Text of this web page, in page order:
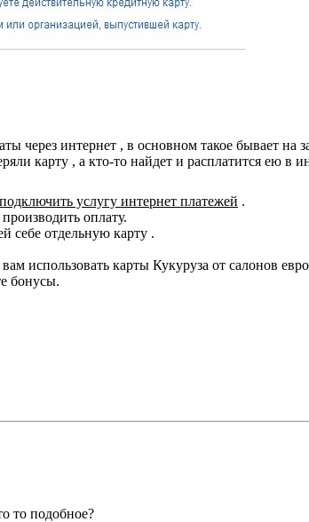
через интернет , в основном такое бывает на
карту , а кто-то найдет и расплатится ею в
услугу интернет платежей .
оплату.
себе отдельную карту .
использовать карты Кукуруза от салонов
бонусы.
то подобное?